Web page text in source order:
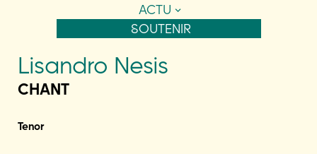
ACTU
SOUTENIR
Lisandro Nesis
CHANT
Tenor